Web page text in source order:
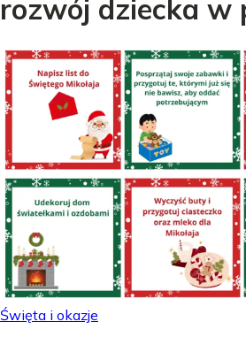
rozwój dziecka w
Święta i okazje